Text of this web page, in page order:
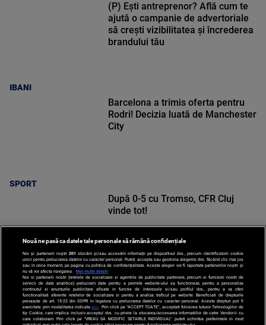
IBANI
(P) Ești antreprenor? Află cum te
ajută o campanie de advertoriale
să crești vizibilitatea și încrederea
brandului tău
SPORT
Barcelona a trimis oferta pentru
Rodri! Decizia luată de Manchester
City
SPORT
După 0-5 cu Tromso, CFR Cluj
vinde tot!
Nouă ne pasă ca datele tale personale să rămână confidențiale
Noi și partenerii noștri 201 stocăm și/sau accesăm informații pe dispozitivul dvs., precum identificatorii cookie
unici pentru prelucrarea datelor cu caracter personal. Puteți accepta sau gestiona alegerile dvs. făcând clic mai jos
sau în orice moment, pe pagina cu politica de confidențialitate. Aceste alegeri vor fi raportate partenerilor noștri și
nu vă vor afecta navigarea.
Mai multe detalii
Noi si partenerii nostri (retelele de socializare si agentiile de publicitate partenere, precum si furnizorii nostri de
servicii de date analitice) prelucram date pentru a permite website-ului sa functioneze, pentru a personaliza
continutul si anunturile publicitare afisate in functie de interesele si/sau profilul dvs., pentru a va oferi
functionalitati aferente retelelor de socializare si pentru a analiza traficul pe website. Beneficiati de drepturile
prevazute de art. 15-22 din GDPR in legatura cu prelucrarea datelor cu caracter personal. Aceste drepturi pot fi
exercitate prin modalitatea indicataaici . Prin click pe “ACCEPT TOATE”, acceptati folosirea tuturor Tehnologiilor de
tip Cookie, care implica inclusiv acceptul dvs. cu privire la stocarea/accesarea informatiilor de catre Vendor-ii cu
care colaboram. Prin click pe “VREAU SA MODIFIC SETARILE INDIVIDUAL” puteti schimba preferintele in mod